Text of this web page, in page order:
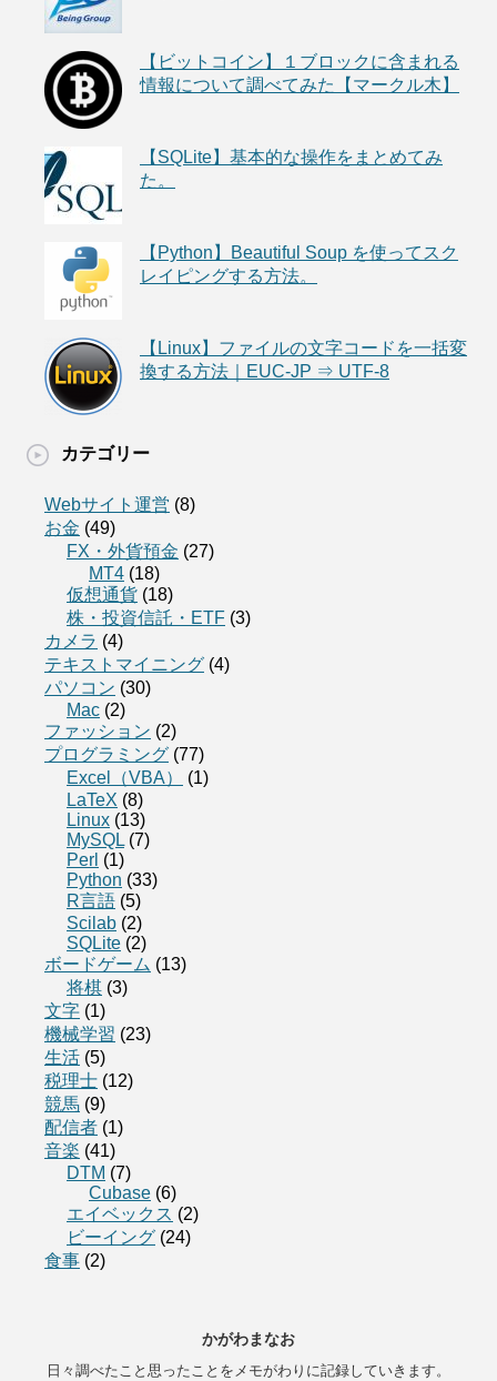
【ビットコイン】１ブロックに含まれる
情報について調べてみた【マークル木】
【SQLite】基本的な操作をまとめてみ
た。
【Python】Beautiful Soup を使ってスク
レイピングする方法。
【Linux】ファイルの文字コードを一括変
換する方法｜EUC-JP ⇒ UTF-8
カテゴリー
Webサイト運営 (8)
お金 (49)
FX・外貨預金 (27)
MT4 (18)
仮想通貨 (18)
株・投資信託・ETF (3)
カメラ (4)
テキストマイニング (4)
パソコン (30)
Mac (2)
ファッション (2)
プログラミング (77)
Excel（VBA）
(1)
LaTeX (8)
Linux (13)
MySQL (7)
Perl (1)
Python (33)
R言語 (5)
Scilab (2)
SQLite (2)
ボードゲーム (13)
将棋 (3)
文字 (1)
機械学習 (23)
生活 (5)
税理士 (12)
競馬 (9)
配信者 (1)
音楽 (41)
DTM (7)
Cubase (6)
エイベックス (2)
ビーイング (24)
食事 (2)
かがわまなお
日々調べたこと思ったことをメモがわりに記録していきます。